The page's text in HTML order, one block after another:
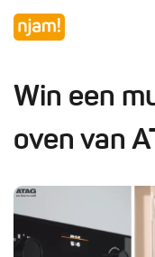
Win een
oven van